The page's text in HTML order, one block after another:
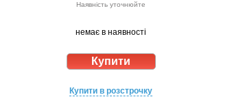
Наявність уточнюйте
немає в наявності
Купити в розстрочку